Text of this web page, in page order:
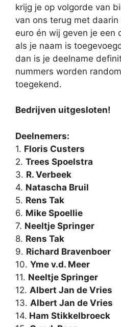
krijg je op volgorde van
van ons terug met daarin
euro én wij geven je een
als je naam is
dan is je deelname
nummers worden
toegekend.
Bedrijven uitgesloten!
Deelnemers:
1. Floris Custers
2. Trees Spoelstra
3. R. Verbeek
4. Natascha Bruil
5. Rens Tak
6. Mike Spoellie
7. Neeltje Springer
8. Rens Tak
9. Richard Bravenboer
10. Yme v.d. Meer
11. Neeltje Springer
12. Albert Jan de Vries
13. Albert Jan de Vries
14. Ham Stikkelbroeck